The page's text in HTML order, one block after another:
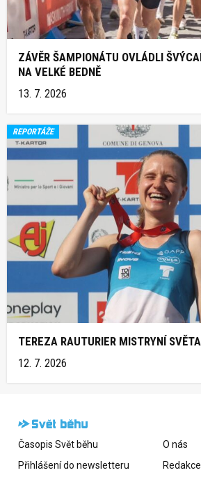
ZÁVĚR ŠAMPIONÁTU OVLÁDLI
NA VELKÉ BEDNĚ
13. 7. 2026
REPORTÁŽE
TEREZA RAUTURIER MISTRYNÍ
12. 7. 2026
Časopis Svět běhu
Přihlášení do newsletteru
O nás
Redakce